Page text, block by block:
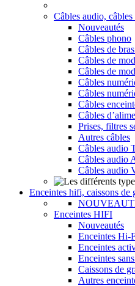
Câbles audio,
Nouveautés
Câbles phono
Câbles de
Câbles de
Câbles de
Câbles
Câbles
Câbles
Câbles
Prises, filtres
Autres câbles
Câbles audio
Câbles audio
Câbles audio
Enceintes hifi, caissons de
Enceintes HIFI
Nouveautés
Enceintes Hi-
Enceintes
Enceintes
Caissons de
Autres